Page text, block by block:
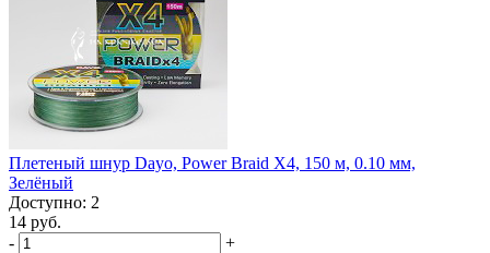
Плетеный шнур Dayo, Power Braid X4, 150 м, 0.10 мм,
Зелёный
Доступно: 2
14 руб.
-
+